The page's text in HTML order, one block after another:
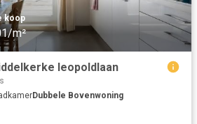
koop
m²
leopoldlaan
Dubbele Bovenwoning